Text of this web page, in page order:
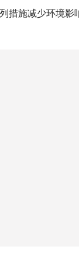
措施减少环境